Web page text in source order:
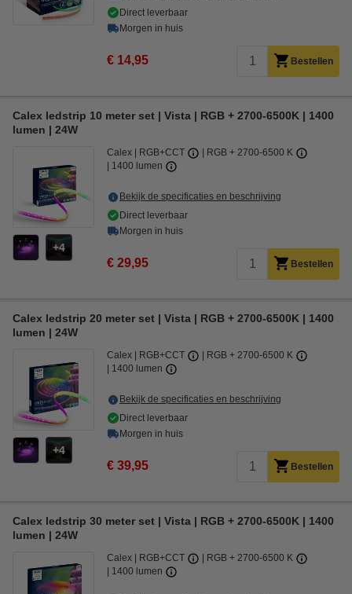
Direct leverbaar
Morgen in huis
€ 14,95 Bestellen
Calex ledstrip 10 meter set | Vista | RGB + 2700-6500K | 1400
lumen | 24W
4
Calex RGB+CCT
RGB + 2700-6500 K
1400 lumen
Bekijk de specificaties en beschrijving
Direct leverbaar
Morgen in huis
€ 29,95 Bestellen
Calex ledstrip 20 meter set | Vista | RGB + 2700-6500K | 1400
lumen | 24W
4
Calex RGB+CCT
RGB + 2700-6500 K
1400 lumen
Bekijk de specificaties en beschrijving
Direct leverbaar
Morgen in huis
€ 39,95 Bestellen
Calex ledstrip 30 meter set | Vista | RGB + 2700-6500K | 1400
lumen | 24W
Calex RGB+CCT
RGB + 2700-6500 K
1400 lumen